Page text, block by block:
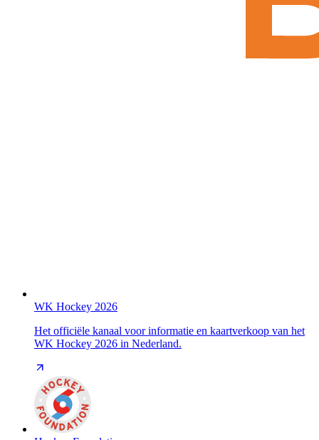
WK Hockey 2026
Het officiële kanaal voor informatie en kaartverkoop van het
WK Hockey 2026 in Nederland.